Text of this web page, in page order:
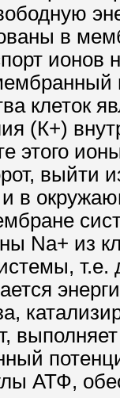
в
ионов
клеток
(К+)
этого
выйти
в
Na+ из
АТФ,